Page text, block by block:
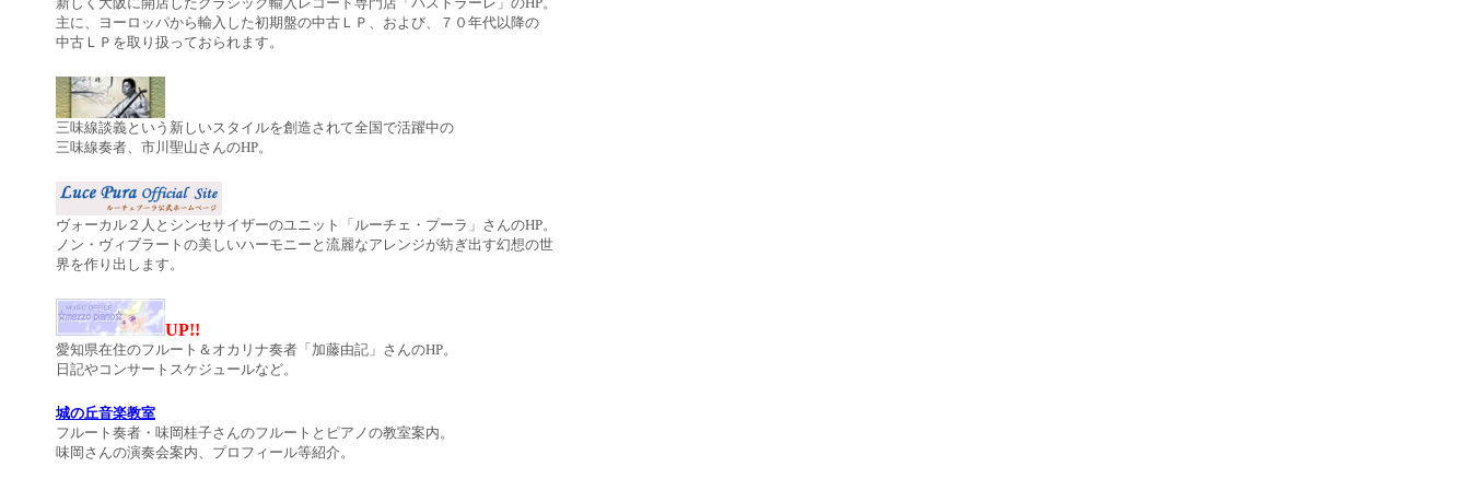
主に、ヨーロッパから輸入した初期盤の中古ＬＰ、および、７０年代以降の
中古ＬＰを取り扱っておられます。
三味線談義という新しいスタイルを創造されて全国で活躍中の
三味線奏者、市川聖山さんのHP。
ヴォーカル２人とシンセサイザーのユニット「ルーチェ・プーラ」さんのHP。
ノン・ヴィブラートの美しいハーモニーと流麗なアレンジが紡ぎ出す幻想の世
界を作り出します。
UP!!
愛知県在住のフルート＆オカリナ奏者「加藤由記」さんのHP。
日記やコンサートスケジュールなど。
城の丘音楽教室
フルート奏者・味岡桂子さんのフルートとピアノの教室案内。
味岡さんの演奏会案内、プロフィール等紹介。